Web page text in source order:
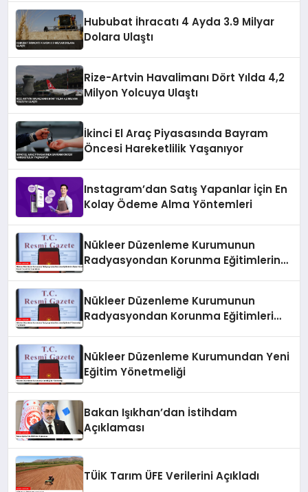
Hububat İhracatı 4 Ayda 3.9 Milyar
Dolara Ulaştı
Rize-Artvin Havalimanı Dört Yılda 4,2
Milyon Yolcuya Ulaştı
İkinci El Araç Piyasasında Bayram
Öncesi Hareketlilik Yaşanıyor
Instagram’dan Satış Yapanlar İçin En
Kolay Ödeme Alma Yöntemleri
Nükleer Düzenleme Kurumunun
Radyasyondan Korunma Eğitimlerine
Nükleer Düzenleme Kurumunun
Radyasyondan Korunma Eğitimleri
Nükleer Düzenleme Kurumundan Yeni
Eğitim Yönetmeliği
Bakan Işıkhan’dan İstihdam
Açıklaması
TÜİK Tarım ÜFE Verilerini Açıkladı